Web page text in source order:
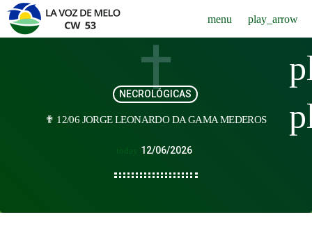
menu play_arrow
NECROLÓGICAS
✟ 12/06 JORGE LEONARDO DA GAMA MEDEROS
today 12/06/2026